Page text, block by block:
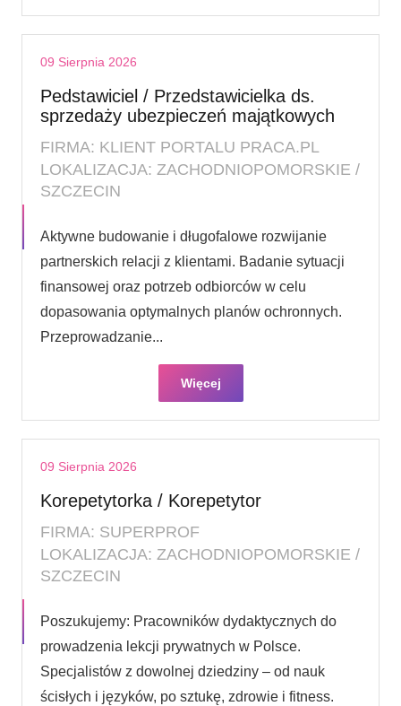
09 Sierpnia 2026
Pedstawiciel / Przedstawicielka ds.
sprzedaży ubezpieczeń majątkowych
FIRMA: KLIENT PORTALU PRACA.PL
LOKALIZACJA: ZACHODNIOPOMORSKIE /
SZCZECIN
Aktywne budowanie i długofalowe rozwijanie
partnerskich relacji z klientami. Badanie sytuacji
finansowej oraz potrzeb odbiorców w celu
dopasowania optymalnych planów ochronnych.
Przeprowadzanie...
Więcej
09 Sierpnia 2026
Korepetytorka / Korepetytor
FIRMA: SUPERPROF
LOKALIZACJA: ZACHODNIOPOMORSKIE /
SZCZECIN
Poszukujemy: Pracowników dydaktycznych do
prowadzenia lekcji prywatnych w Polsce.
Specjalistów z dowolnej dziedziny – od nauk
ścisłych i języków, po sztukę, zdrowie i fitness.